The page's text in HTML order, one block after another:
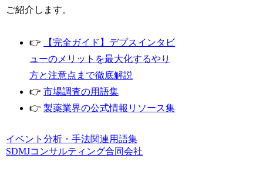
ご紹介します。
👉
【完全ガイド】デプスインタビ
ューのメリットを最大化するやり
方と注意点まで徹底解説
👉市場調査の用語集
👉製薬業界の公式情報リソース集
イベント分析・手法関連用語集
SDMJコンサルティング合同会社